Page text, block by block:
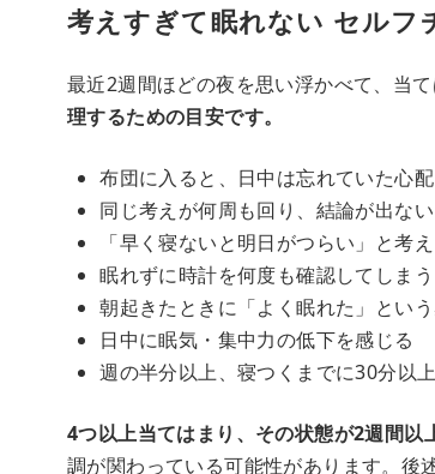
考えすぎて眠れない セルフ
最近2週間ほどの夜を思い浮かべて、当
理するための目安です。
布団に入ると、日中は忘れていた心
同じ考えが何周も回り、結論が出な
「早く寝ないと明日がつらい」と考
眠れずに時計を何度も確認してしまう
朝起きたときに「よく眠れた」とい
日中に眠気・集中力の低下を感じる
週の半分以上、寝つくまでに30分以
4つ以上当てはまり、その状態が2週間以
調が関わっている可能性があります。後